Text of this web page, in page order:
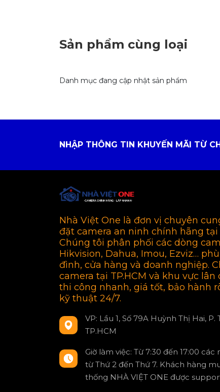
Sản phẩm cùng loại
Danh mục đang cập nhật sản phẩm
NHẬP THÔNG TIN KHUYẾN MÃI TỪ
Nhà Việt One là đơn vị chuyên
đặt camera an ninh chính hãng tại
Chúng tôi phân phối các dòng
Hikvision, Dahua, Imou, Ezviz…
đình, cửa hàng và doanh nghiệp.
camera tại TP.HCM và khu vực lân
thi công nhanh, giá tốt, bảo hành
kỹ thuật 24/7.
VP: Lầu 1, Số 79A Huỳnh Thị Hai, P.
TP.HCM
Giờ làm việc: Từ 7:30 đến 17:00
từ Thứ 2 đến Thứ 7. Khách hàng
thống NHÀ VIỆT ONE được